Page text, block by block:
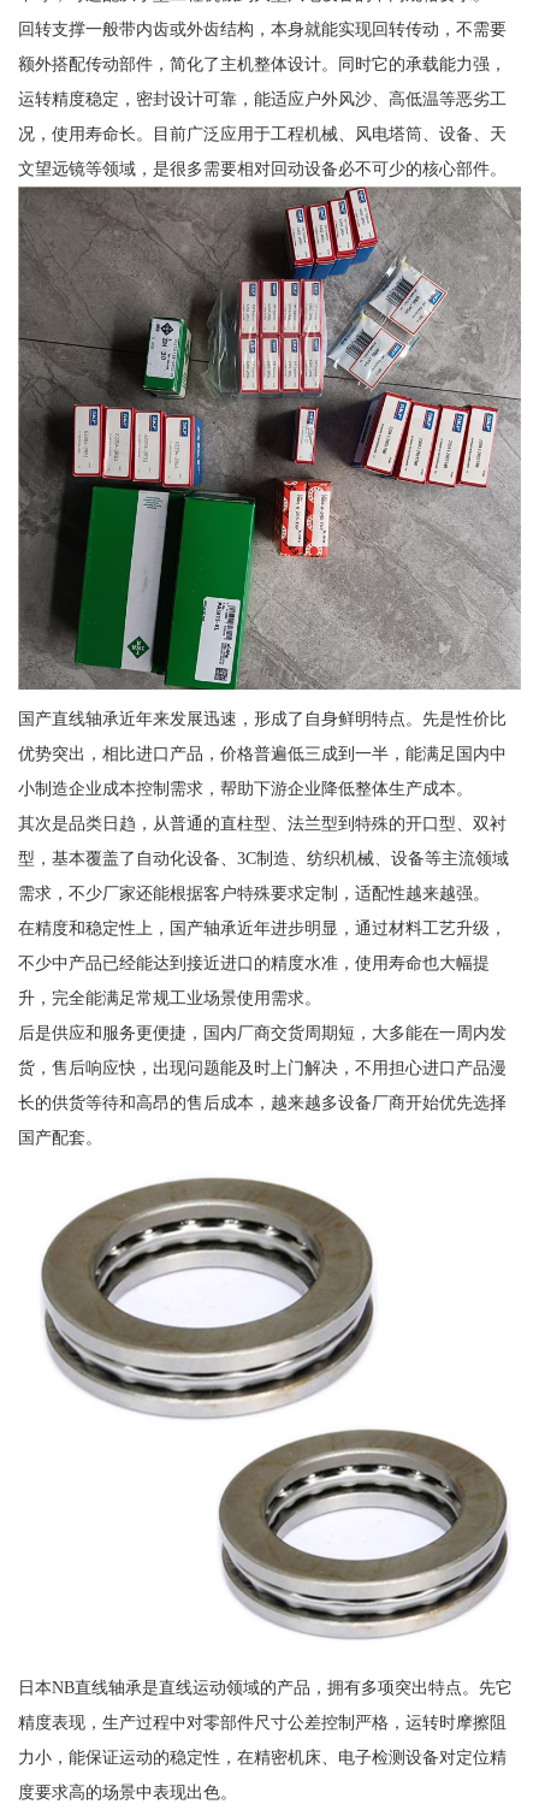
回转支撑一般带内齿或外齿结构，本身就能实现回转传动，不需要
额外搭配传动部件，简化了主机整体设计。同时它的承载能力强，
运转精度稳定，密封设计可靠，能适应户外风沙、高低温等恶劣工
况，使用寿命长。目前广泛应用于工程机械、风电塔筒、设备、天
文望远镜等领域，是很多需要相对回动设备必不可少的核心部件。
国产直线轴承近年来发展迅速，形成了自身鲜明特点。先是性价比
优势突出，相比进口产品，价格普遍低三成到一半，能满足国内中
小制造企业成本控制需求，帮助下游企业降低整体生产成本。
其次是品类日趋，从普通的直柱型、法兰型到特殊的开口型、双衬
型，基本覆盖了自动化设备、3C制造、纺织机械、设备等主流领域
需求，不少厂家还能根据客户特殊要求定制，适配性越来越强。
在精度和稳定性上，国产轴承近年进步明显，通过材料工艺升级，
不少中产品已经能达到接近进口的精度水准，使用寿命也大幅提
升，完全能满足常规工业场景使用需求。
后是供应和服务更便捷，国内厂商交货周期短，大多能在一周内发
货，售后响应快，出现问题能及时上门解决，不用担心进口产品漫
长的供货等待和高昂的售后成本，越来越多设备厂商开始优先选择
国产配套。
日本NB直线轴承是直线运动领域的产品，拥有多项突出特点。先它
精度表现，生产过程中对零部件尺寸公差控制严格，运转时摩擦阻
力小，能保证运动的稳定性，在精密机床、电子检测设备对定位精
度要求高的场景中表现出色。